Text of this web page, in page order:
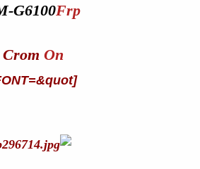
G6100Frp
CromOn
[FONT=&quot]